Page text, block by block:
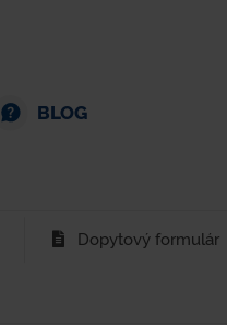
BLOG
Dopytový formulár